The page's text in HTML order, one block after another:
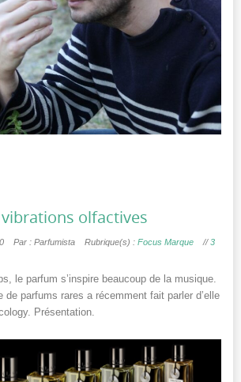
olfactives
Par : Parfumista Rubrique(s) : Focus Marque //3
le parfum s’inspire beaucoup de la musique.
de parfums rares a récemment fait parler d’elle
Présentation.